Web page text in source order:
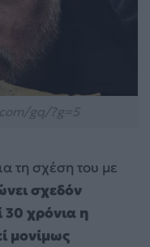
τη σχέση του με
σχεδόν
30 χρόνια η
μονίμως